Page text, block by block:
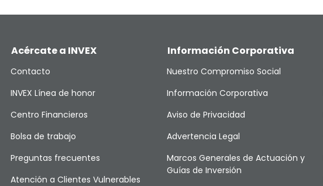
Acércate a INVEX
Contacto
INVEX Línea de honor
Centro Financieros
Bolsa de trabajo
Preguntas frecuentes
Atención a Clientes Vulnerables
Información Corporativa
Nuestro Compromiso Social
Información Corporativa
Aviso de Privacidad
Advertencia Legal
Marcos Generales de Actuación y
Guías de Inversión